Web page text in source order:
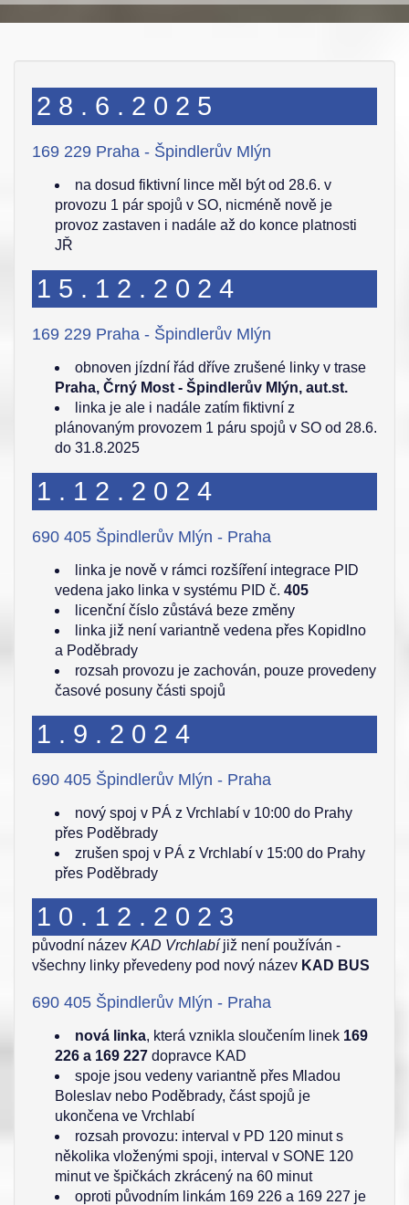
28.6.2025
169 229 Praha - Špindlerův Mlýn
na dosud fiktivní lince měl být od 28.6. v
provozu 1 pár spojů v SO, nicméně nově je
provoz zastaven i nadále až do konce platnosti
JŘ
15.12.2024
169 229 Praha - Špindlerův Mlýn
obnoven jízdní řád dříve zrušené linky v trase
Praha, Črný Most - Špindlerův Mlýn, aut.st.
linka je ale i nadále zatím fiktivní z
plánovaným provozem 1 páru spojů v SO od 28.6.
do 31.8.2025
1.12.2024
690 405 Špindlerův Mlýn - Praha
linka je nově v rámci rozšíření integrace PID
vedena jako linka v systému PID č. 405
licenční číslo zůstává beze změny
linka již není variantně vedena přes Kopidlno
a Poděbrady
rozsah provozu je zachován, pouze provedeny
časové posuny části spojů
1.9.2024
690 405 Špindlerův Mlýn - Praha
nový spoj v PÁ z Vrchlabí v 10:00 do Prahy
přes Poděbrady
zrušen spoj v PÁ z Vrchlabí v 15:00 do Prahy
přes Poděbrady
10.12.2023
původní název KAD Vrchlabíjiž není používán -
všechny linky převedeny pod nový název KAD BUS
690 405 Špindlerův Mlýn - Praha
nová linka, která vznikla sloučením linek 169
226 a 169 227 dopravce KAD
spoje jsou vedeny variantně přes Mladou
Boleslav nebo Poděbrady, část spojů je
ukončena ve Vrchlabí
rozsah provozu: interval v PD 120 minut s
několika vloženými spoji, interval v SONE 120
minut ve špičkách zkrácený na 60 minut
oproti původním linkám 169 226 a 169 227 je